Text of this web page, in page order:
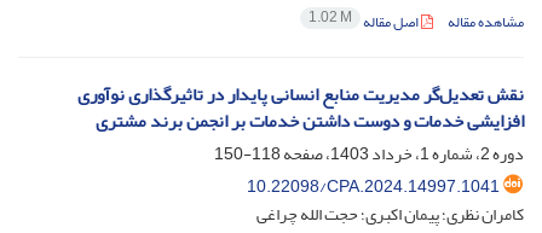
مشاهده مقاله اصل مقاله 1.02 M
نقش تعدیل‌گر مدیریت منابع انسانی پایدار در تاثیرگذاری نوآوری
افزایشی خدمات و دوست داشتن خدمات بر انجمن برند مشتری
دوره 2، شماره 1، خرداد 1403، صفحه
118-150
10.22098/CPA.2024.14997.1041
کامران نظری؛ پیمان اکبری؛ حجت الله چراغی